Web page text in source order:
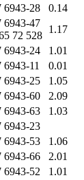
6943-28 0.14
6943-47
72 528
1.17
6943-24 1.01
6943-11 0.01
6943-25 1.05
6943-60 2.09
6943-63 1.03
6943-23
6943-53 1.06
6943-66 2.01
6943-52 1.01